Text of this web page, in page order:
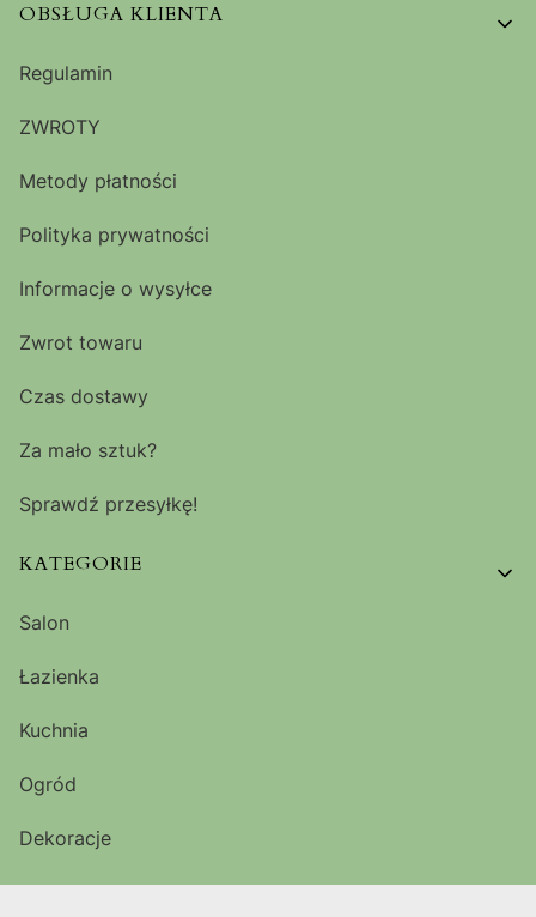
OBSŁUGA KLIENTA
Regulamin
ZWROTY
Metody płatności
Polityka prywatności
Informacje o wysyłce
Zwrot towaru
Czas dostawy
Za mało sztuk?
Sprawdź przesyłkę!
KATEGORIE
Salon
Łazienka
Kuchnia
Ogród
Dekoracje